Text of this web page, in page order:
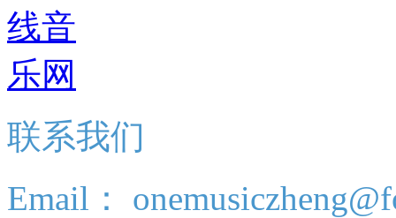
联系我们
Email：